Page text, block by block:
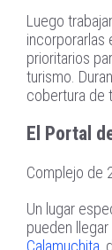
Luego
incorporarlas
prioritarios
turismo.
cobertura de
El Portal
Complejo de
Un lugar
pueden
Calamuchita,